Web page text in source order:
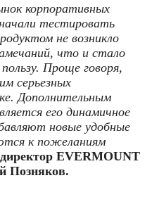
корпоративных
тестировать
не возникло
что и стало
Проще говоря,
серьезных
Дополнительным
его динамичное
новые удобные
к пожеланиям
EVERMOUNT
Позняков.